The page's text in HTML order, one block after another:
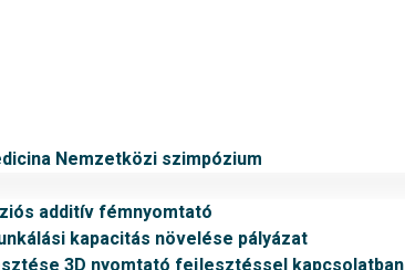
Nemzetközi szimpózium
additív fémnyomtató
kapacitás növelése pályázat